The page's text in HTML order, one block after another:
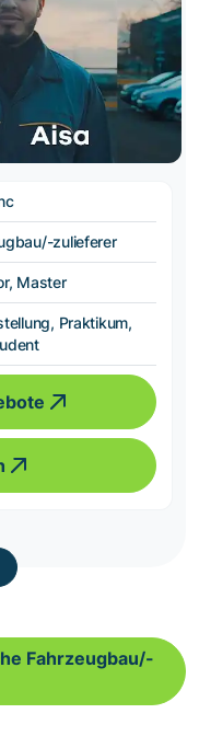
zulieferer
Master
Praktikum,
Fahrzeugbau/-